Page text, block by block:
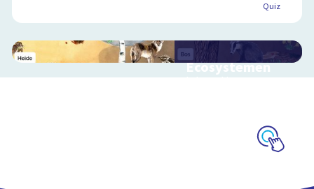
Quiz
Ecosystemen
Interactieve